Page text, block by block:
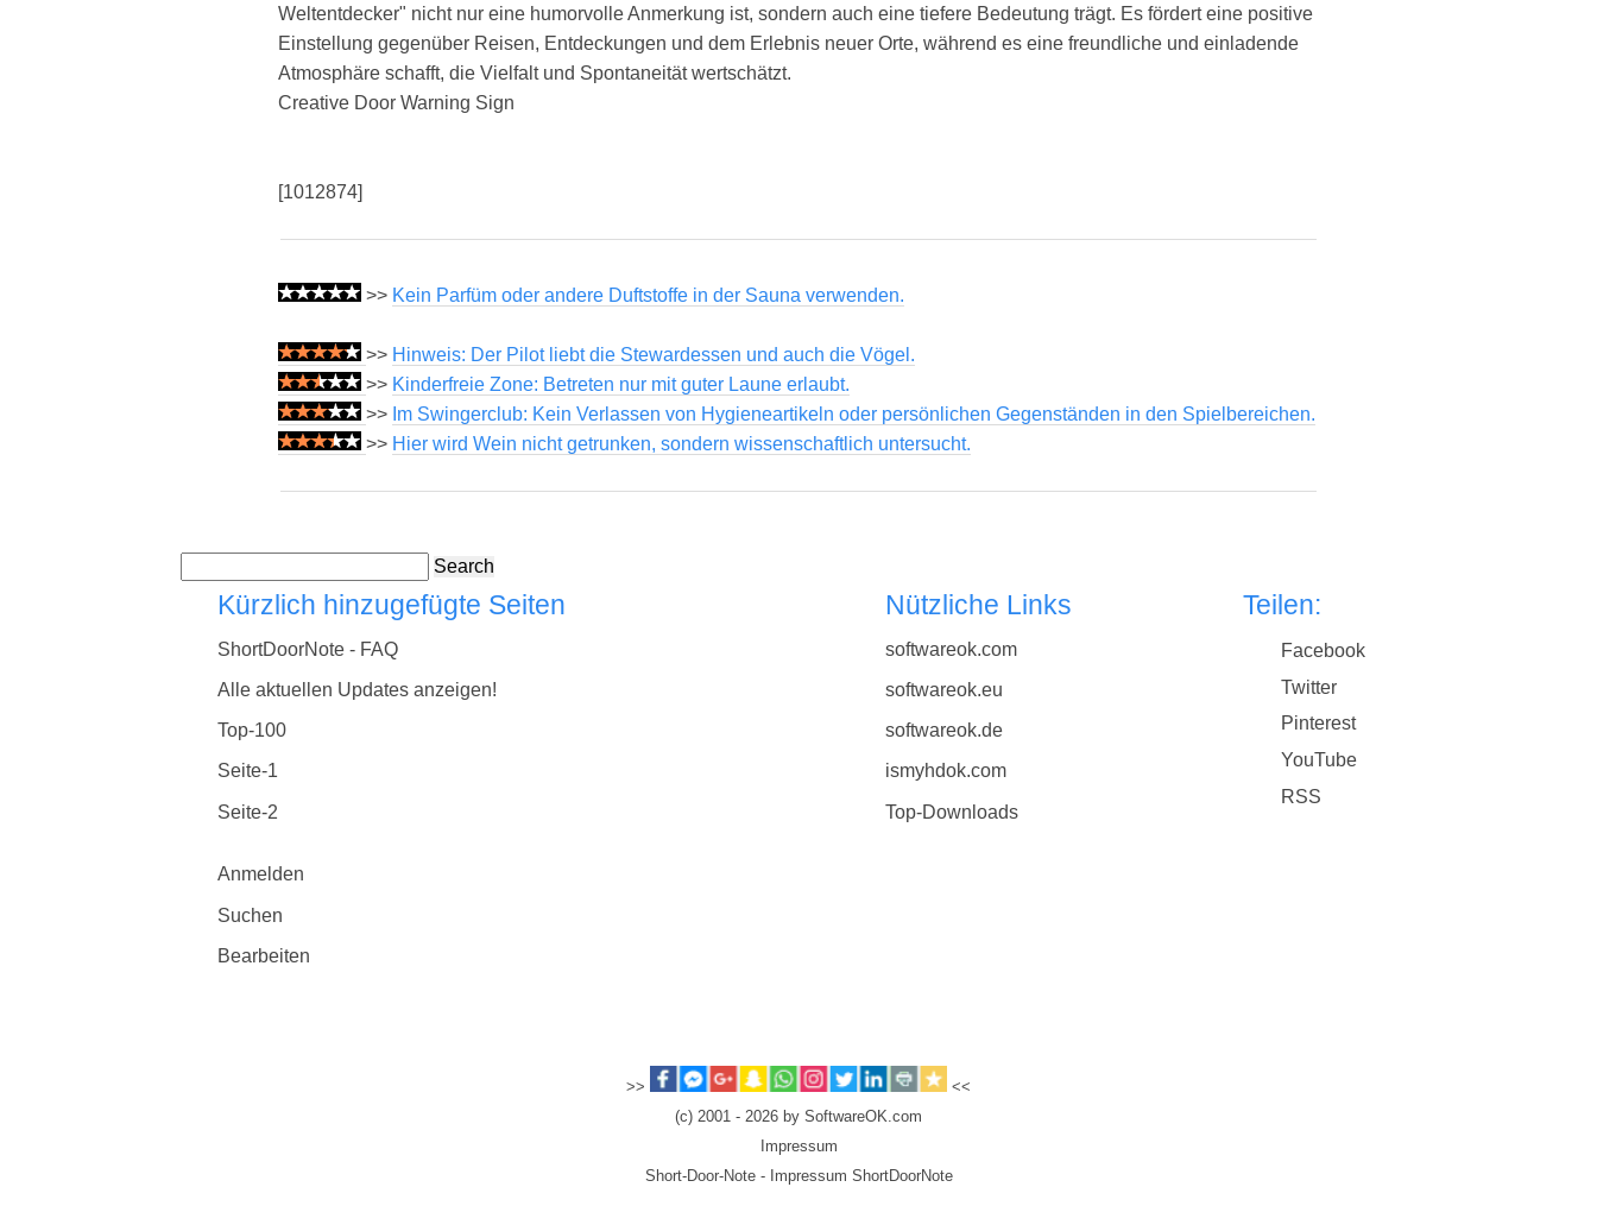
Weltentdecker" nicht nur eine humorvolle Anmerkung ist, sondern auch eine tiefere Bedeutung trägt. Es fördert eine positive
Einstellung gegenüber Reisen, Entdeckungen und dem Erlebnis neuer Orte, während es eine freundliche und einladende
Atmosphäre schafft, die Vielfalt und Spontaneität wertschätzt.
Creative Door Warning Sign
[1012874]
>> Kein Parfüm oder andere Duftstoffe in der Sauna verwenden.
>> Hinweis: Der Pilot liebt die Stewardessen und auch die Vögel.
>> Kinderfreie Zone: Betreten nur mit guter Laune erlaubt.
>> Im Swingerclub: Kein Verlassen von Hygieneartikeln oder persönlichen Gegenständen in den Spielbereichen.
>> Hier wird Wein nicht getrunken, sondern wissenschaftlich untersucht.
Search
Kürzlich hinzugefügte Seiten
ShortDoorNote - FAQ
Alle aktuellen Updates anzeigen!
Top-100
Seite-1
Seite-2
Anmelden
Suchen
Bearbeiten
Nützliche Links
softwareok.com
softwareok.eu
softwareok.de
ismyhdok.com
Top-Downloads
Teilen:
Facebook
Twitter
Pinterest
YouTube
RSS
>>
<<
(c) 2001 - 2026 by SoftwareOK.com
Impressum
Short-Door-Note - Impressum ShortDoorNote